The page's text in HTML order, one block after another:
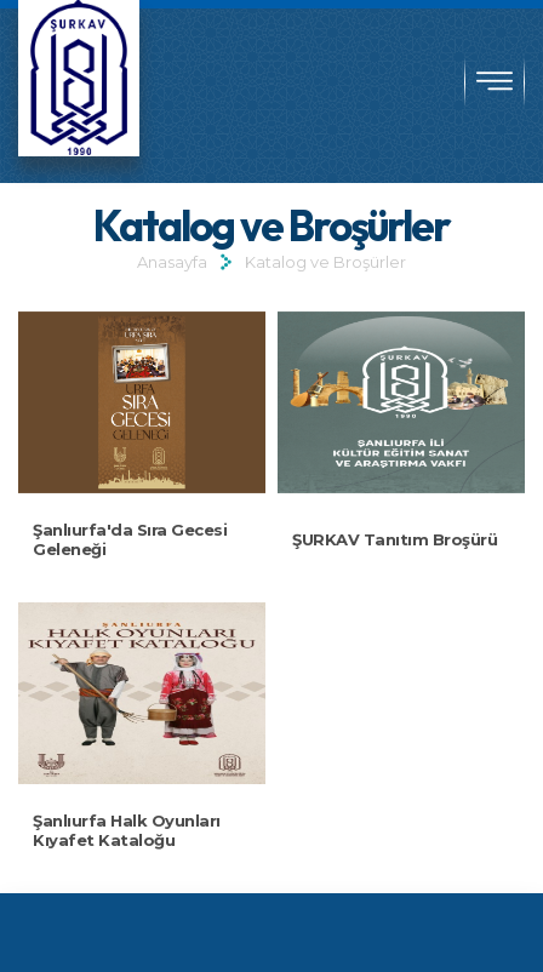
Katalog ve Broşürler
Anasayfa Katalog ve Broşürler
Şanlıurfa'da Sıra Gecesi
Geleneği
ŞURKAV Tanıtım Broşürü
Şanlıurfa Halk Oyunları
Kıyafet Kataloğu